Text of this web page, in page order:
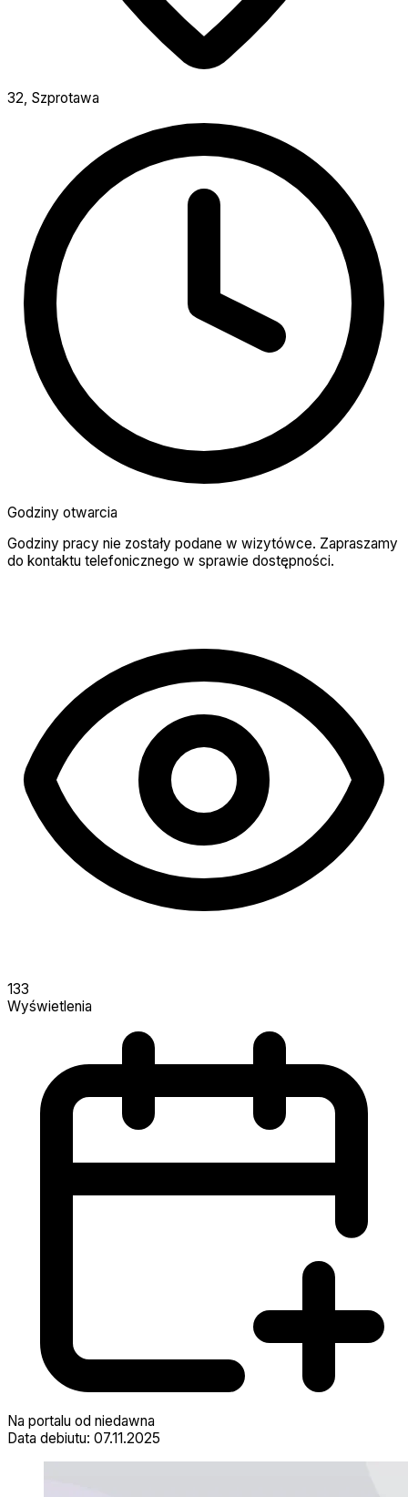
32, Szprotawa
Godziny otwarcia
Godziny pracy nie zostały podane w wizytówce. Zapraszamy
do kontaktu telefonicznego w sprawie dostępności.
133
Wyświetlenia
Na portalu od niedawna
Data debiutu: 07.11.2025